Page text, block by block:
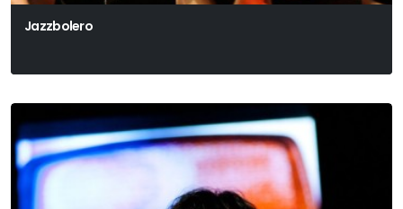
Jazzbolero